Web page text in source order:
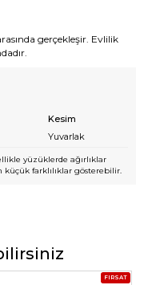
gerçekleşir. Evlilik
Kesim
Yuvarlak
yüzüklerde ağırlıklar
farklılıklar gösterebilir.
FIRSAT